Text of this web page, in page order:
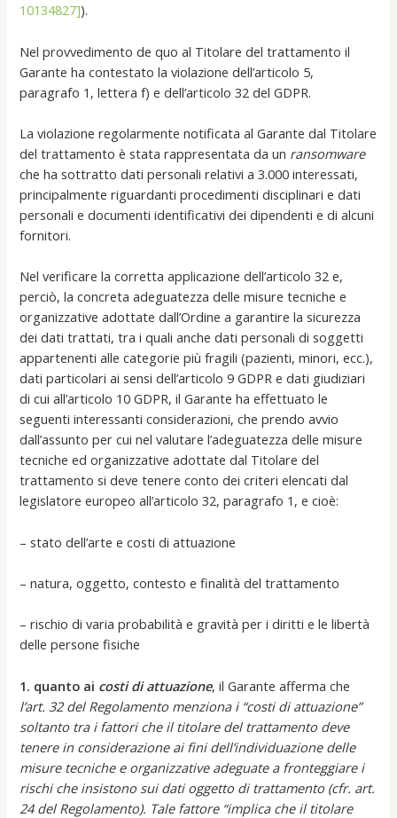
10134827]).
Nel provvedimento de quo al Titolare del trattamento il
Garante ha contestato la violazione dell’articolo 5,
paragrafo 1, lettera f) e dell’articolo 32 del GDPR.
La violazione regolarmente notificata al Garante dal Titolare
del trattamento è stata rappresentata da un ransomware
che ha sottratto dati personali relativi a 3.000 interessati,
principalmente riguardanti procedimenti disciplinari e dati
personali e documenti identificativi dei dipendenti e di alcuni
fornitori.
Nel verificare la corretta applicazione dell’articolo 32 e,
perciò, la concreta adeguatezza delle misure tecniche e
organizzative adottate dall’Ordine a garantire la sicurezza
dei dati trattati, tra i quali anche dati personali di soggetti
appartenenti alle categorie più fragili (pazienti, minori, ecc.),
dati particolari ai sensi dell’articolo 9 GDPR e dati giudiziari
di cui all’articolo 10 GDPR, il Garante ha effettuato le
seguenti interessanti considerazioni, che prendo avvio
dall’assunto per cui nel valutare l’adeguatezza delle misure
tecniche ed organizzative adottate dal Titolare del
trattamento si deve tenere conto dei criteri elencati dal
legislatore europeo all’articolo 32, paragrafo 1, e cioè:
– stato dell’arte e costi di attuazione
– natura, oggetto, contesto e finalità del trattamento
– rischio di varia probabilità e gravità per i diritti e le libertà
delle persone fisiche
1. quanto ai costi di attuazione, il Garante afferma che
l’art. 32 del Regolamento menziona i “costi di attuazione”
soltanto tra i fattori che il titolare del trattamento deve
tenere in considerazione ai fini dell’individuazione delle
misure tecniche e organizzative adeguate a fronteggiare i
rischi che insistono sui dati oggetto di trattamento (cfr. art.
24 del Regolamento). Tale fattore “implica che il titolare